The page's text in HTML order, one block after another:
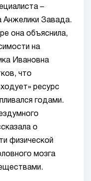
–
Анжелики Завада.
она объяснила,
на
Ивановна
что
ресурс
годами.
о
физической
мозга